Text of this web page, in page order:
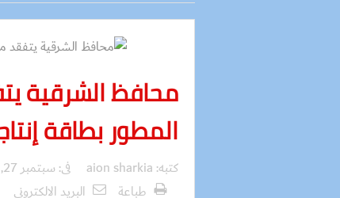
محافظ الشرقية
المطور بطاقة إنتاجية 600 لتر
كتبه: aion sharkia فى: سبتمبر 27, 2017
طباعة
البريد الالكترونى